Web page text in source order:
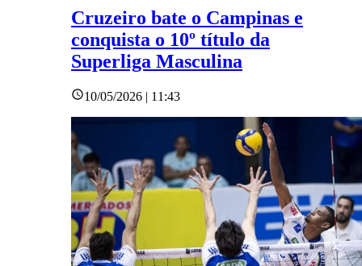
Cruzeiro bate o Campinas e
conquista o 10º título da
Superliga Masculina
10/05/2026 | 11:43